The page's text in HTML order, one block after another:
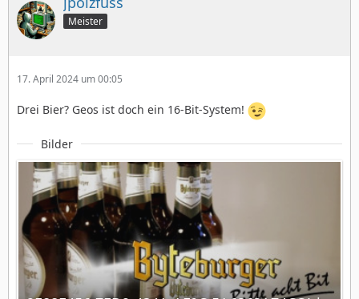
Meister
17. April 2024 um 00:05
Drei Bier? Geos ist doch ein 16-Bit-System!
Bilder